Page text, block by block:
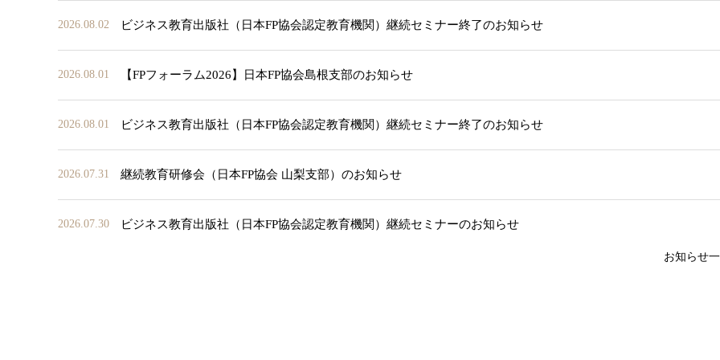
2026.08.02 ビジネス教育出版社（日本FP協会認定教育機関）継続セミナー終了のお知らせ
2026.08.01 【FPフォーラム2026】日本FP協会島根支部のお知らせ
2026.08.01 ビジネス教育出版社（日本FP協会認定教育機関）継続セミナー終了のお知らせ
2026.07.31 継続教育研修会（日本FP協会 山梨支部）のお知らせ
2026.07.30 ビジネス教育出版社（日本FP協会認定教育機関）継続セミナーのお知らせ
お知らせ